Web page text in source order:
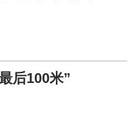
后100米”